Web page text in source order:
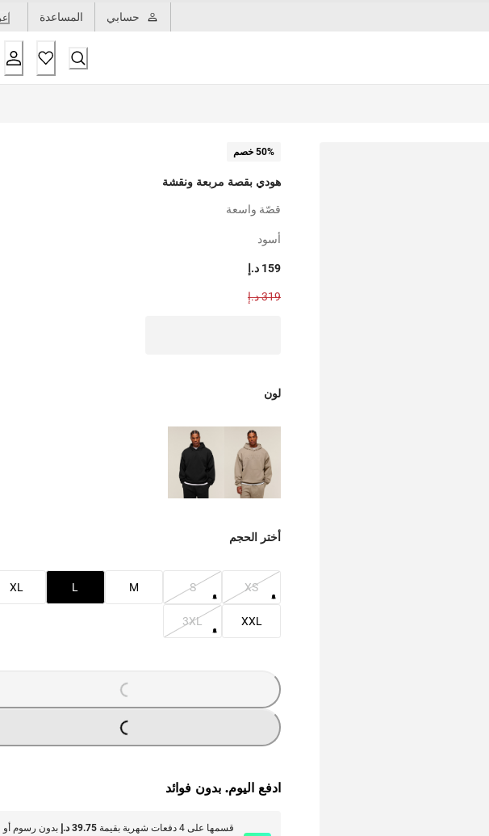
حسابي المساعدة
50% خصم
هودي بقصة مربعة ونقشة
قصّة واسعة
أسود
159 د.إ
319 د.إ
لون
أختر الحجم
XS
S
M
L
XL
XXL
3XL
G
.
G
.
ادفع اليوم. بدون فوائد
قسمها على 4 دفعات شهرية بقيمة 39.75 د.إ
بدون رسوم أو